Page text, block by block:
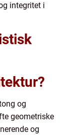
integritet i
og
geometriske
og